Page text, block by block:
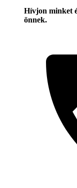
Hívjon minket
önnek.